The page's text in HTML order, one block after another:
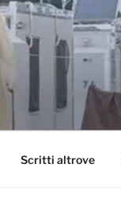
Scritti altrove